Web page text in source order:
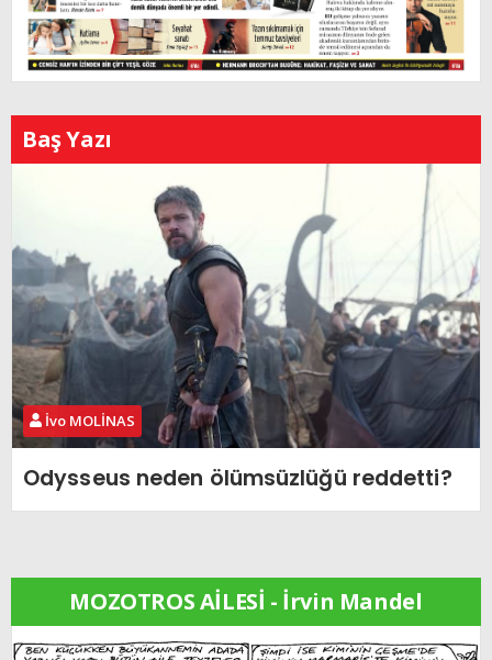
Baş Yazı
İvo MOLİNAS
Odysseus neden ölümsüzlüğü reddetti?
MOZOTROS AİLESİ - İrvin Mandel